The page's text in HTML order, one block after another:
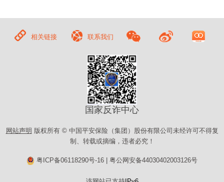
相关链接 联系我们
国家反诈中心
网站声明 版权所有 © 中国平安保险（集团）股份有限公司未经许可不得复
制、转载或摘编，违者必究！
粤ICP备06118290号-16 |粤公网安备44030402003126号